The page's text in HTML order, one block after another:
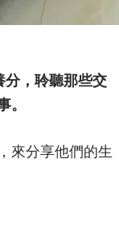
分，聆聽那些交
。
來分享他們的生